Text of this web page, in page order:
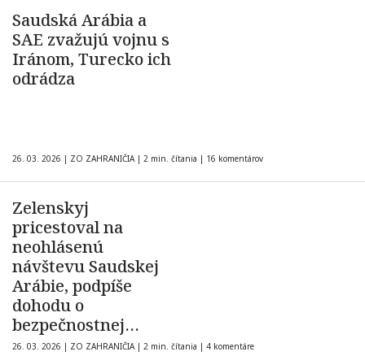
Saudská Arábia a
SAE zvažujú vojnu s
Iránom, Turecko ich
odrádza
26. 03. 2026 | ZO ZAHRANIČIA | 2 min. čítania | 16 komentárov
Zelenskyj
pricestoval na
neohlásenú
návštevu Saudskej
Arábie, podpíše
dohodu o
bezpečnostnej
spolupráci
26. 03. 2026 | ZO ZAHRANIČIA | 2 min. čítania | 4 komentáre